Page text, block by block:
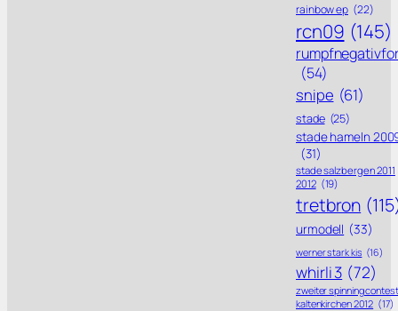
rainbow ep (22)
rcn09 (145)
(54)
snipe (61)
stade (25)
stade hameln
(31)
stade salzbergen 2011
2012 (19)
tretbron
urmodell (33)
werner stark kis (16)
whirli 3 (72)
zweiter spinning contest
kaltenkirchen 2012 (17)